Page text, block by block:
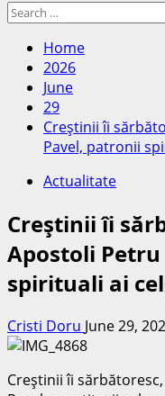
Search
Home
2026
June
29
Creştinii îi
Pavel, patronii
Actualitate
Creştinii îi
Apostoli
spirituali ai
Cristi Doru June 29,
Creştinii îi